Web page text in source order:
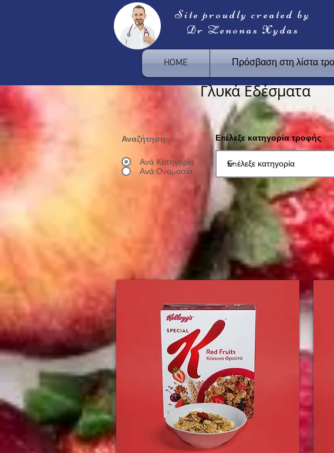
Site proudly created by
Dr Zenonas Xydas
HOME Πρόσβαση στη λίστα
Γλυκά Εδέσματα
Επέλεξε κατηγορία τροφής
Αναζήτηση:
Ανά Κατηγορία
Ανά Ονομασία